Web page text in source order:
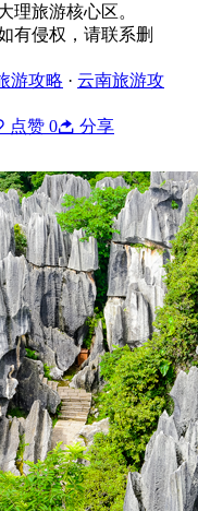
理旅游核心区。
有侵权，请联系删
游攻略 · 云南旅游攻
点赞 0 分享